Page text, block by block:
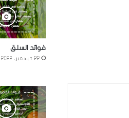
فوائد السلق
22 ديسمبر، 2022